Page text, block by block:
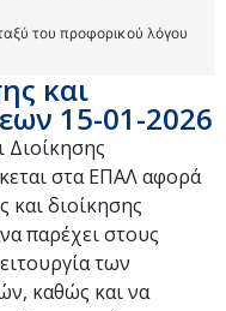
του προφορικού λόγου
και
15-01-2026
στα ΕΠΑΛ αφορά
και διοίκησης
παρέχει στους
των
καθώς και να